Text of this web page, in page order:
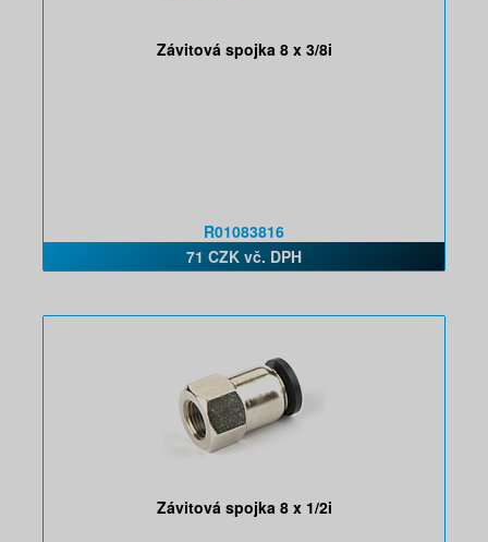
Závitová spojka 8 x 3/8i
R01083816
71 CZK vč. DPH
Závitová spojka 8 x 1/2i